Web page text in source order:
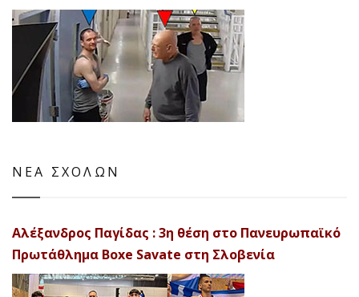
ΝΕΑ ΣΧΟΛΩΝ
Αλέξανδρος Παγίδας : 3η θέση στο Πανευρωπαϊκό
Πρωτάθλημα Boxe Savate στη Σλοβενία